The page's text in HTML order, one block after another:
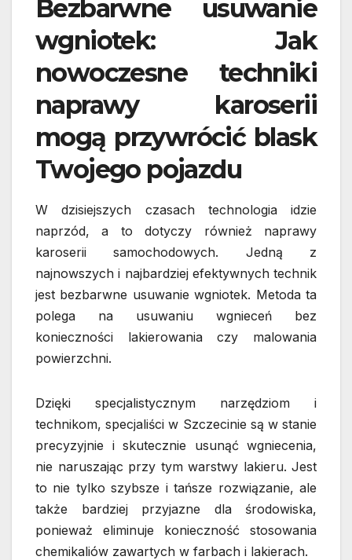
Bezbarwne usuwanie
wgniotek: Jak
nowoczesne techniki
naprawy karoserii
mogą przywrócić blask
Twojego pojazdu
W dzisiejszych czasach technologia idzie
naprzód, a to dotyczy również naprawy
karoserii samochodowych. Jedną z
najnowszych i najbardziej efektywnych technik
jest bezbarwne usuwanie wgniotek. Metoda ta
polega na usuwaniu wgnieceń bez
konieczności lakierowania czy malowania
powierzchni.
Dzięki specjalistycznym narzędziom i
technikom, specjaliści w Szczecinie są w stanie
precyzyjnie i skutecznie usunąć wgniecenia,
nie naruszając przy tym warstwy lakieru. Jest
to nie tylko szybsze i tańsze rozwiązanie, ale
także bardziej przyjazne dla środowiska,
ponieważ eliminuje konieczność stosowania
chemikaliów zawartych w farbach i lakierach.